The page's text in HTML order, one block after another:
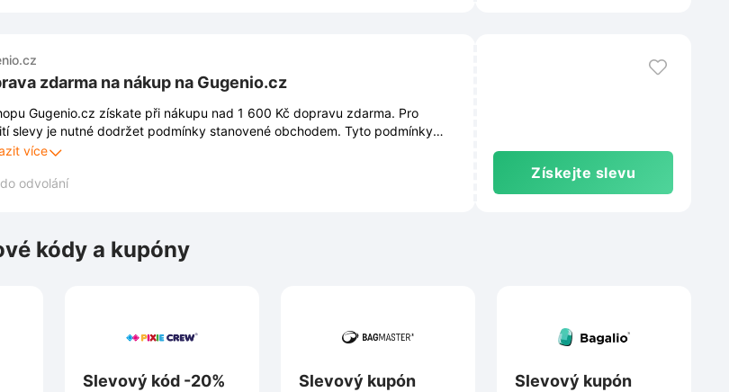
zdarma na nákup na Gugenio.cz
Gugenio.cz získate při nákupu nad 1 600 Kč dopravu zdarma. Pro
slevy je nutné dodržet podmínky stanovené obchodem. Tyto podmínky
na webových stránkách obchodu a mohou se průběžně měnit.
více
odvolání
Získejte slevu
kódy a kupóny
Slevový kód -20%
Slevový kupón
Slevový kupón